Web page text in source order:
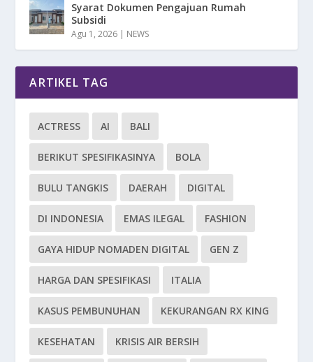
Syarat Dokumen Pengajuan Rumah
Subsidi
Agu 1, 2026 | NEWS
ARTIKEL TAG
ACTRESS AI BALI
BERIKUT SPESIFIKASINYA BOLA
BULU TANGKIS DAERAH DIGITAL
DI INDONESIA EMAS ILEGAL FASHION
GAYA HIDUP NOMADEN DIGITAL GEN Z
HARGA DAN SPESIFIKASI ITALIA
KASUS PEMBUNUHAN KEKURANGAN RX KING
KESEHATAN KRISIS AIR BERSIH